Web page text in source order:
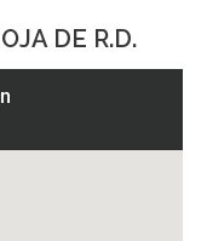
DE R.D.